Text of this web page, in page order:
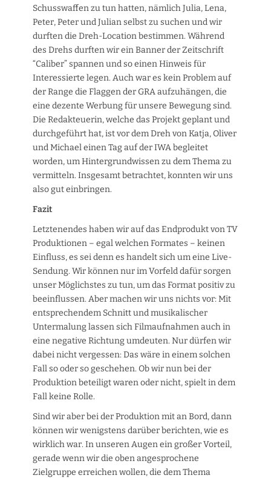
Schusswaffen zu tun hatten, nämlich Julia, Lena,
Peter, Peter und Julian selbst zu suchen und wir
durften die Dreh-Location bestimmen. Während
des Drehs durften wir ein Banner der Zeitschrift
“Caliber” spannen und so einen Hinweis für
Interessierte legen. Auch war es kein Problem auf
der Range die Flaggen der GRA aufzuhängen, die
eine dezente Werbung für unsere Bewegung sind.
Die Redakteuerin, welche das Projekt geplant und
durchgeführt hat, ist vor dem Dreh von Katja, Oliver
und Michael einen Tag auf der IWA begleitet
worden, um Hintergrundwissen zu dem Thema zu
vermitteln. Insgesamt betrachtet, konnten wir uns
also gut einbringen.
Fazit
Letztenendes haben wir auf das Endprodukt von TV
Produktionen – egal welchen Formates – keinen
Einfluss, es sei denn es handelt sich um eine Live-
Sendung. Wir können nur im Vorfeld dafür sorgen
unser Möglichstes zu tun, um das Format positiv zu
beeinflussen. Aber machen wir uns nichts vor: Mit
entsprechendem Schnitt und musikalischer
Untermalung lassen sich Filmaufnahmen auch in
eine negative Richtung umdeuten. Nur dürfen wir
dabei nicht vergessen: Das wäre in einem solchen
Fall so oder so geschehen. Ob wir nun bei der
Produktion beteiligt waren oder nicht, spielt in dem
Fall keine Rolle.
Sind wir aber bei der Produktion mit an Bord, dann
können wir wenigstens darüber berichten, wie es
wirklich war. In unseren Augen ein großer Vorteil,
gerade wenn wir die oben angesprochene
Zielgruppe erreichen wollen, die dem Thema